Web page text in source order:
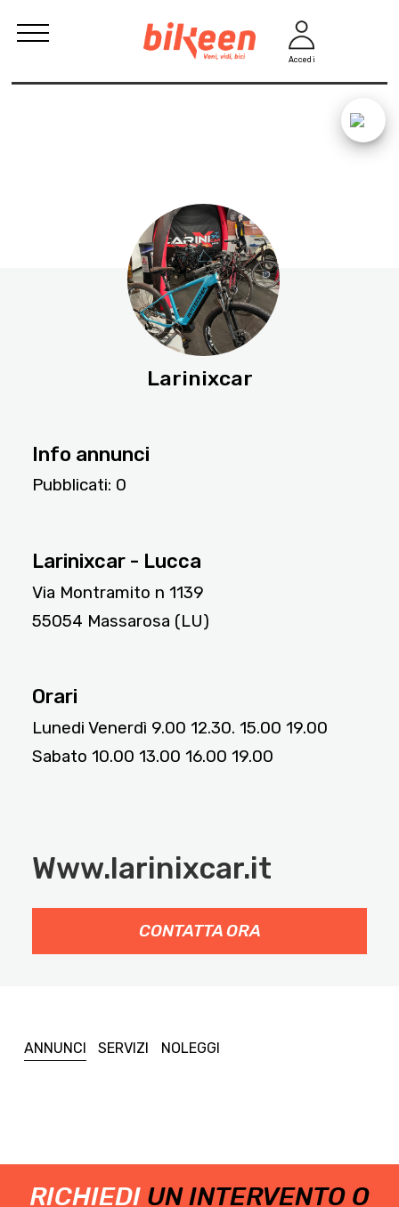
Accedi
Larinixcar
Info annunci
Pubblicati: 0
Larinixcar - Lucca
Via Montramito n 1139
55054 Massarosa (LU)
Orari
Lunedi Venerdì 9.00 12.30. 15.00 19.00
Sabato 10.00 13.00 16.00 19.00
Www.larinixcar.it
CONTATTA ORA
ANNUNCI SERVIZI NOLEGGI
RICHIEDIUN INTERVENTO O